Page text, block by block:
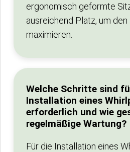
ergonomisch geformte
ausreichend Platz, um
maximieren.
Welche Schritte sind
Installation eines
erforderlich und wie
regelmäßige Wartung?
Für die Installation eines